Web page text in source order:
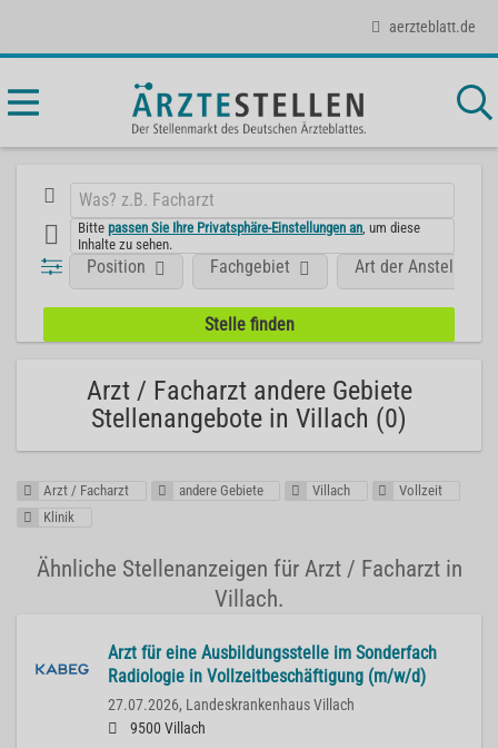
aerzteblatt.de
Bittepassen Sie Ihre Privatsphäre-Einstellungen an , um diese
Inhalte zu sehen.
Position Fachgebiet Art der Anstellung
Arzt / Facharzt andere Gebiete
Stellenangebote in Villach (0)
Arzt / Facharzt andere Gebiete Villach
Vollzeit
Klinik
Ähnliche Stellenanzeigen für Arzt / Facharzt in
Villach.
Arzt für eine Ausbildungsstelle im Sonderfach
Radiologie in Vollzeitbeschäftigung (m/w/d)
27.07.2026, Landeskrankenhaus Villach
9500 Villach